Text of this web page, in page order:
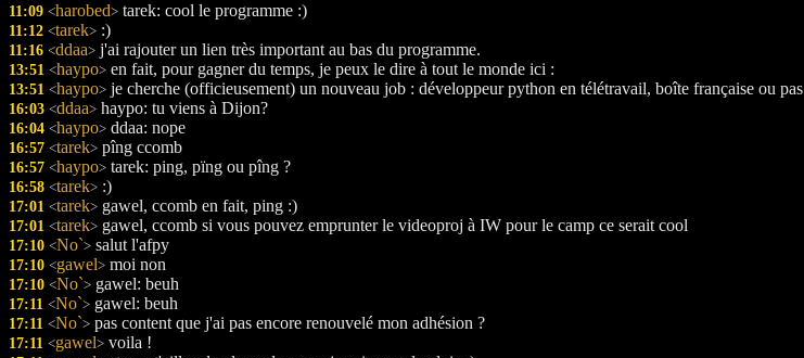
11:09 <harobed> tarek: cool le programme :)
11:12 <tarek> :)
11:16 <ddaa> j'ai rajouter un lien très important au bas du programme.
13:51 <haypo> en fait, pour gagner du temps, je peux le dire à tout le monde ici :
13:51 <haypo> je cherche (officieusement) un nouveau job : développeur python en télétravail, boîte française ou pas
16:03 <ddaa> haypo: tu viens à Dijon?
16:04 <haypo> ddaa: nope
16:57 <tarek> pîng ccomb
16:57 <haypo> tarek: ping, pïng ou pîng ?
16:58 <tarek> :)
17:01 <tarek> gawel, ccomb en fait, ping :)
17:01 <tarek> gawel, ccomb si vous pouvez emprunter le videoproj à IW pour le camp ce serait cool
17:10 <No`> salut l'afpy
17:10 <gawel> moi non
17:10 <No`> gawel: beuh
17:11 <No`> gawel: beuh
17:11 <No`> pas content que j'ai pas encore renouvelé mon adhésion ?
17:11 <gawel> voila !